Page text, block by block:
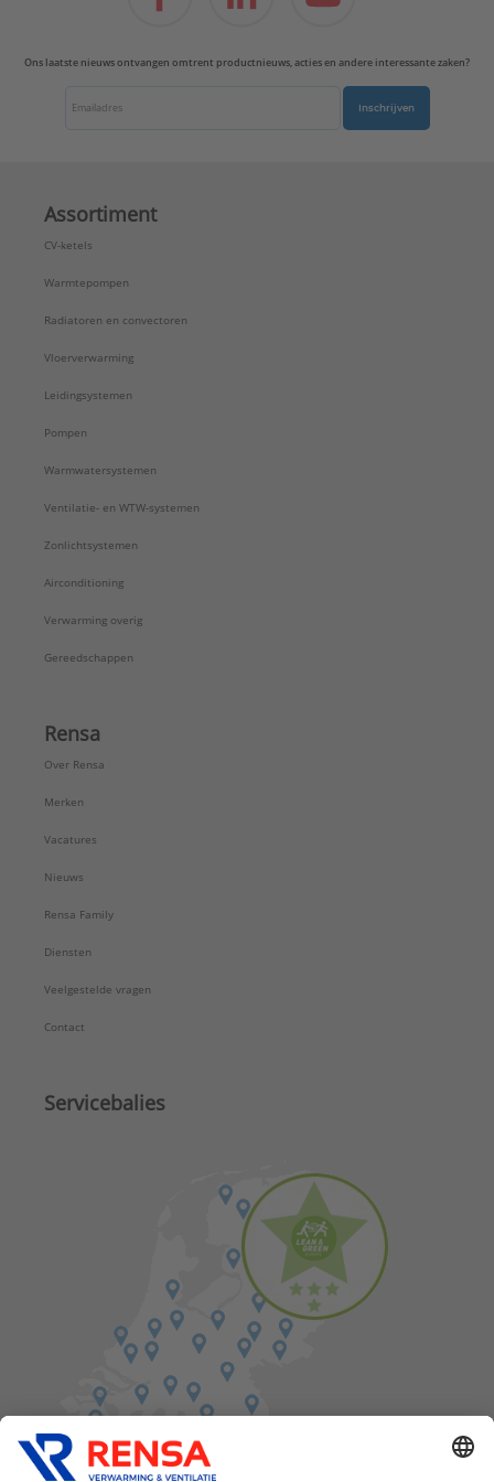
Ons laatste nieuws ontvangen omtrent productnieuws, acties en andere interessante zaken?
Inschrijven
Assortiment
CV-ketels
Warmtepompen
Radiatoren en convectoren
Vloerverwarming
Leidingsystemen
Pompen
Warmwatersystemen
Ventilatie- en WTW-systemen
Zonlichtsystemen
Airconditioning
Verwarming overig
Gereedschappen
Rensa
Over Rensa
Merken
Vacatures
Nieuws
Rensa Family
Diensten
Veelgestelde vragen
Contact
Servicebalies